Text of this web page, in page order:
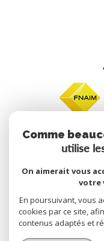
© 2026 | Tous droits
Comme
utilise
On aimerait vous
votre
En poursuivant, vous
cookies par ce site,
contenus adaptés et